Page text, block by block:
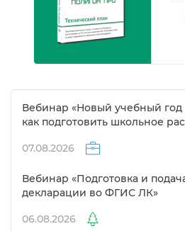
ебинар «Новый учебный год
как подготовить школьное
07.08.2026
ебинар «Подготовка и
декларации во ФГИС ЛК»
06.08.2026